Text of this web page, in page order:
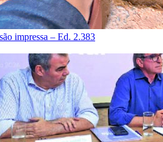
impressa – Ed. 2.383